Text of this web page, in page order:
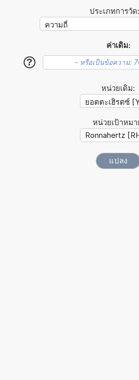
ประเภทการวัด:
ค่าเดิม:
?
หน่วยเดิม:
หน่วยเป้าหมา